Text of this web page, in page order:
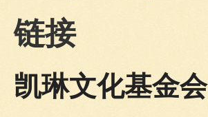
链接
凯琳文化基金会